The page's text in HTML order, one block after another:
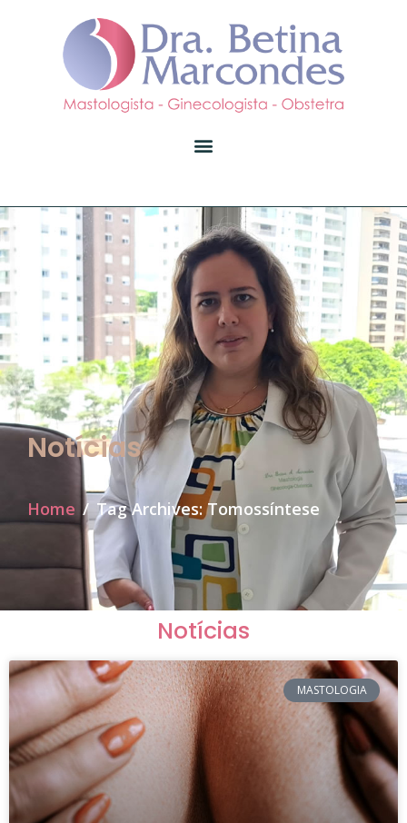
Notícias
Home Tag Archives: Tomossíntese
Notícias
MASTOLOGIA